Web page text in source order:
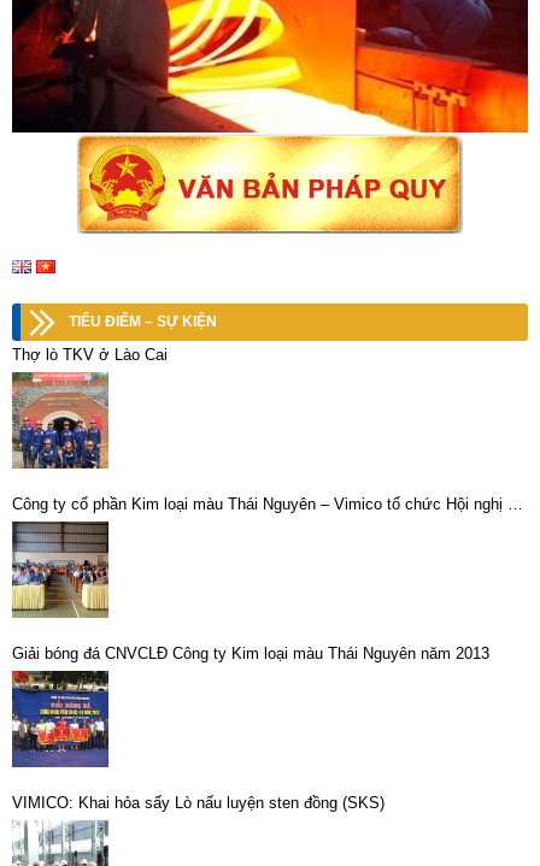
TIÊU ĐIỂM – SỰ KIỆN
Thợ lò TKV ở Lào Cai
Công ty cổ phần Kim loại màu Thái Nguyên – Vimico tổ chức Hội nghị đối
thoại định kỳ giữa người sử dụng lao động và người lao động năm 2022.
Giải bóng đá CNVCLĐ Công ty Kim loại màu Thái Nguyên năm 2013
VIMICO: Khai hỏa sấy Lò nấu luyện sten đồng (SKS)